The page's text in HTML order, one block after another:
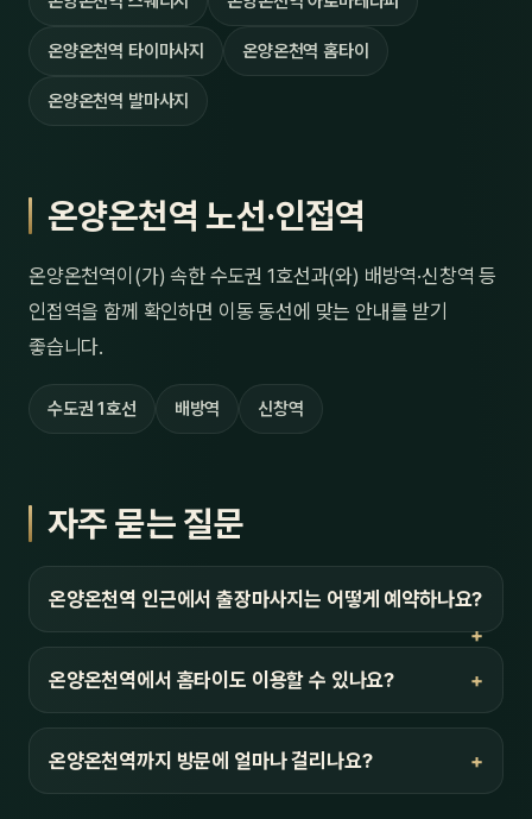
온양온천역 타이마사지 온양온천역 홈타이
온양온천역 발마사지
온양온천역 노선·인접역
온양온천역이(가) 속한 수도권 1호선과(와) 배방역·신창역 등
인접역을 함께 확인하면 이동 동선에 맞는 안내를 받기
좋습니다.
수도권 1호선 배방역 신창역
자주 묻는 질문
온양온천역 인근에서 출장마사지는 어떻게 예약하나요?
온양온천역에서 홈타이도 이용할 수 있나요?
온양온천역까지 방문에 얼마나 걸리나요?